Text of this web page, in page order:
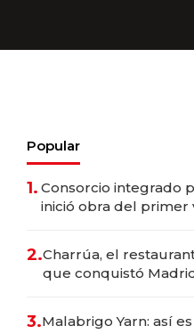
Popular
1. Consorcio integrado
inició obra del primer
millones
2.Charrúa, el
que conquistó
prepara apertura
3.Malabrigo Yarn: así